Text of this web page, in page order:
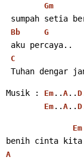
Gm
sumpah setia
Bb G
aku percaya..
C
Tuhan dengar
Musik : Em .. A .. D
Em .. A .. D
Em
benih cinta
A